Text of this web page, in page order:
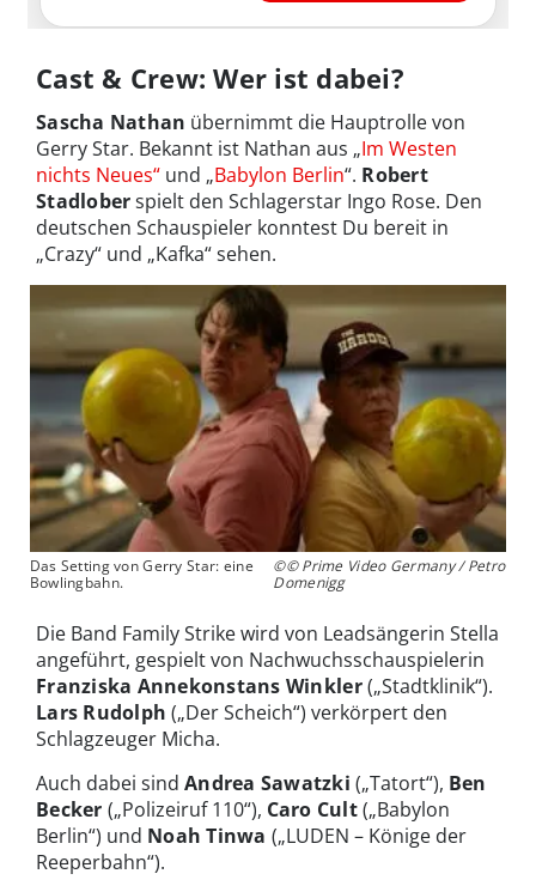
Cast & Crew: Wer ist dabei?
Sascha Nathan übernimmt die Hauptrolle von
Gerry Star. Bekannt ist Nathan aus „Im Westen
nichts Neues“ und „Babylon Berlin“. Robert
Stadloberspielt den Schlagerstar Ingo Rose. Den
deutschen Schauspieler konntest Du bereit in
„Crazy“ und „Kafka“ sehen.
Das Setting von Gerry Star: eine
Bowlingbahn.
©© Prime Video Germany / Petro
Domenigg
Die Band Family Strike wird von Leadsängerin Stella
angeführt, gespielt von Nachwuchsschauspielerin
Franziska Annekonstans Winkler(„Stadtklinik“).
Lars Rudolph („Der Scheich“) verkörpert den
Schlagzeuger Micha.
Auch dabei sind Andrea Sawatzki („Tatort“), Ben
Becker („Polizeiruf 110“), Caro Cult(„Babylon
Berlin“) und Noah Tinwa („LUDEN – Könige der
Reeperbahn“).